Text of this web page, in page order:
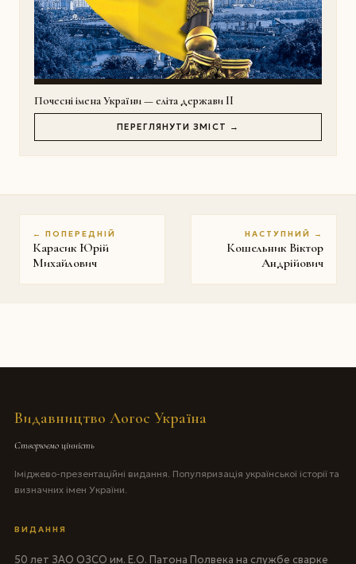
Почесні імена України — еліта держави II
ПЕРЕГЛЯНУТИ ЗМІСТ →
← ПОПЕРЕДНІЙ
Карасик Юрій
Михайлович
НАСТУПНИЙ →
Кошельник Віктор
Андрійович
Видавництво Логос Україна
Створюємо цінність
Іміджево-презентаційні видання. Популяризація української історії та
визначних імен України.
ВИДАННЯ
50 лет ЗАО ОЗСО им. Е.О. Патона Полвека на службе сварке